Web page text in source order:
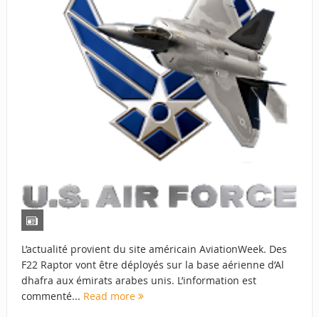
L’actualité provient du site américain AviationWeek. Des
F22 Raptor vont être déployés sur la base aérienne d’Al
dhafra aux émirats arabes unis. L’information est
commenté... Read more